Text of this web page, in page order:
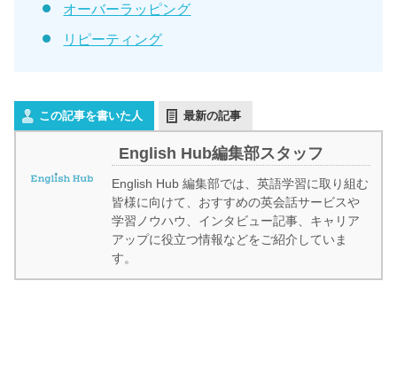
オーバーラッピング
リピーティング
この記事を書いた人 最新の記事
English Hub編集部スタッフ
English Hub 編集部では、英語学習に取り組む
皆様に向けて、おすすめの英会話サービスや
学習ノウハウ、インタビュー記事、キャリア
アップに役立つ情報などをご紹介していま
す。